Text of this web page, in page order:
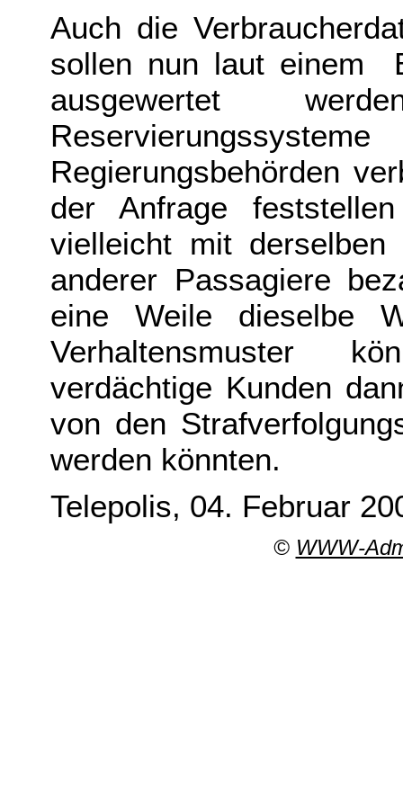
Auch die
sollen nun laut einem
ausgewertet
Regierungsbehörden
der Anfrage
vielleicht mit
anderer Passagiere
eine Weile dieselbe
Verhaltensmuster
verdächtige Kunden
von den
werden könnten.
Telepolis, 04. Februar
© WWW-